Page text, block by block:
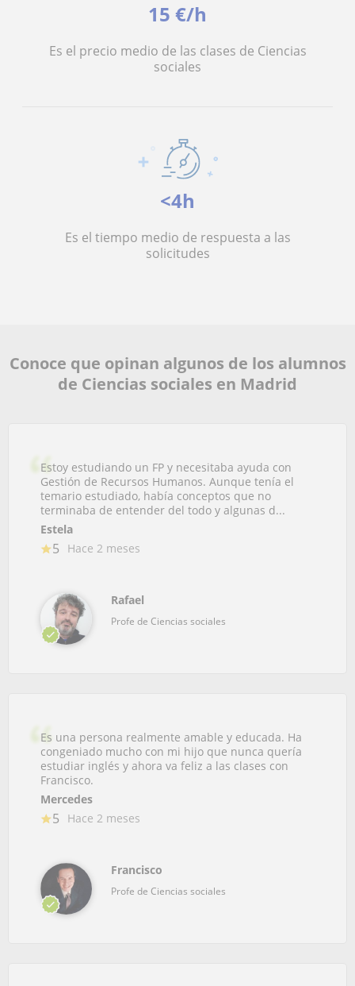
15 €/h
Es el precio medio de las clases de Ciencias
sociales
<4h
Es el tiempo medio de respuesta a las
solicitudes
Conoce que opinan algunos de los alumnos
de Ciencias sociales en Madrid
Estoy estudiando un FP y necesitaba ayuda con
Gestión de Recursos Humanos. Aunque tenía el
temario estudiado, había conceptos que no
terminaba de entender del todo y algunas d...
Estela
5 Hace 2 meses
Rafael
Profe de Ciencias sociales
Es una persona realmente amable y educada. Ha
congeniado mucho con mi hijo que nunca quería
estudiar inglés y ahora va feliz a las clases con
Francisco.
Mercedes
5 Hace 2 meses
Francisco
Profe de Ciencias sociales